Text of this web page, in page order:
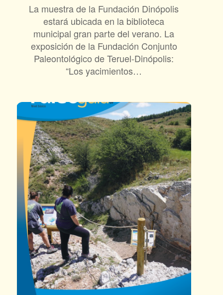
La muestra de la Fundación Dinópolis
estará ubicada en la biblioteca
municipal gran parte del verano. La
exposición de la Fundación Conjunto
Paleontológico de Teruel-Dinópolis:
“Los yacimientos…